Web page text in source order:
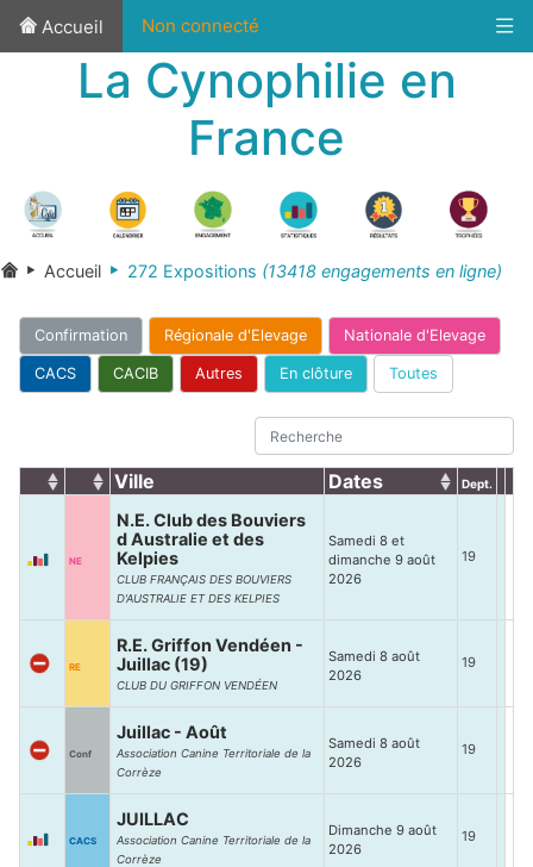
Accueil Non connecté
La Cynophilie en
France
Accueil 272 Expositions (13418 engagements en ligne)
Confirmation Régionale d'Elevage Nationale d'Elevage
CACS CACIB Autres En clôture Toutes
Ville Dates Dept.
NE
N.E. Club des Bouviers
d Australie et des
Kelpies
CLUB FRANÇAIS DES BOUVIERS
D'AUSTRALIE ET DES KELPIES
Samedi 8 et
dimanche 9 août
2026
19
RE
R.E. Griffon Vendéen -
Juillac (19)
CLUB DU GRIFFON VENDÉEN
Samedi 8 août
2026
19
Conf
Juillac - Août
Association Canine Territoriale de la
Corrèze
Samedi 8 août
2026
19
CACS
JUILLAC
Association Canine Territoriale de la
Corrèze
Dimanche 9 août
2026
19